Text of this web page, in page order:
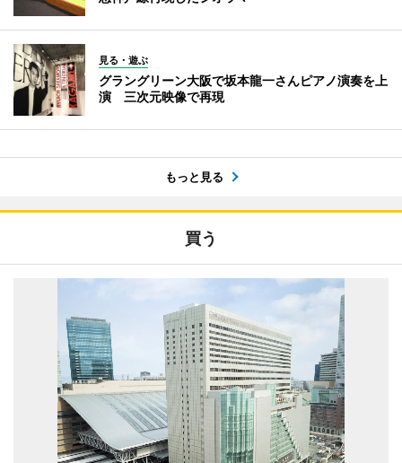
見る・遊ぶ
グラングリーン大阪で坂本龍一さんピアノ演奏を上
演 三次元映像で再現
もっと見る
買う